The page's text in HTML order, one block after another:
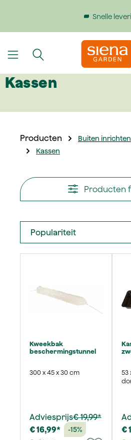
Snelle
Kassen
Producten Buiten inrichten
Kassen
Producten
Kweekbak
beschermingstunnel
300 x 45 x 30 cm
Adviesprijs€ 19,99*
€ 16,99*
-15%
53
€